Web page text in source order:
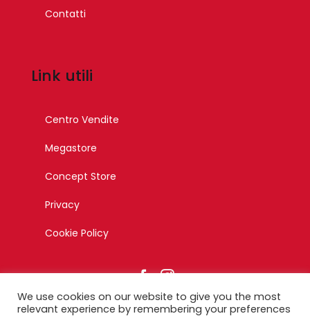
Contatti
Link utili
Centro Vendite
Megastore
Concept Store
Privacy
Cookie Policy
We use cookies on our website to give you the most
relevant experience by remembering your preferences